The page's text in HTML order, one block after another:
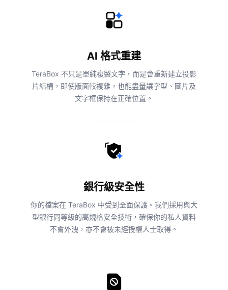
AI 格式重建
TeraBox 不只是單純複製文字，而是會重新建立投影
片結構，即使版面較複雜，也能盡量讓字型、圖片及
文字框保持在正確位置。
銀行級安全性
你的檔案在 TeraBox 中受到全面保護。我們採用與大
型銀行同等級的高規格安全技術，確保你的私人資料
不會外洩，亦不會被未經授權人士取得。